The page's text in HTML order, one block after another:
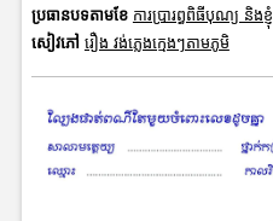
ប្រធានបទតាមខែ ការប្រារព្ធពិធីបុណ្យ និងខ្ញុំ
សៀវភៅ រឿង វង់ភ្លេងក្មេងៗតាមភូមិ